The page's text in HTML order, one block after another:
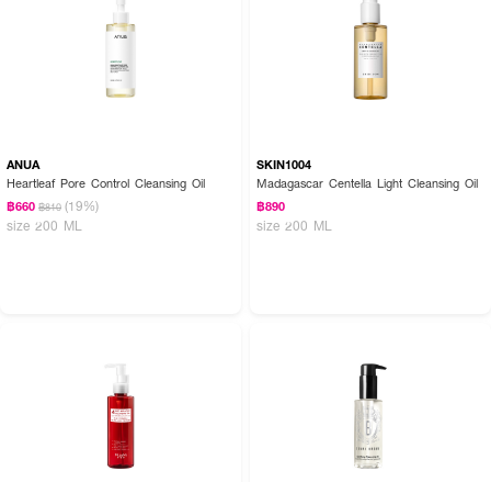
ANUA
Heartleaf Pore Control Cleansing Oil
฿660 ฿810 (19%)
size 200 ML
SKIN1004
Madagascar Centella Light Cleansing Oil
฿890
size 200 ML